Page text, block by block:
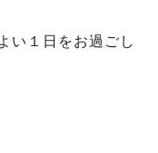
い１日をお過ごし